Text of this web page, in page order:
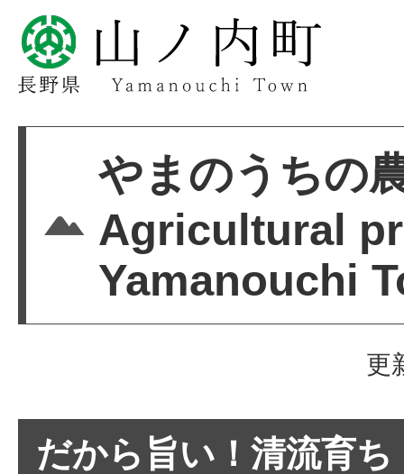
やまのうちの
Agricultural
Yamanouchi
更
だから旨い！清流育